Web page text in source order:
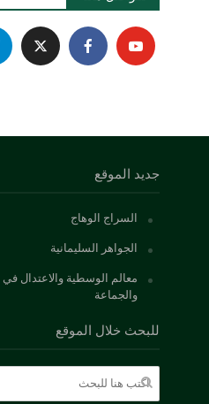
جديد الموقع
السراج الوهاج
الجواهر السليمانية
معالم الوسطية والاعتدال
والجماعة
للبحث خلال الموقع